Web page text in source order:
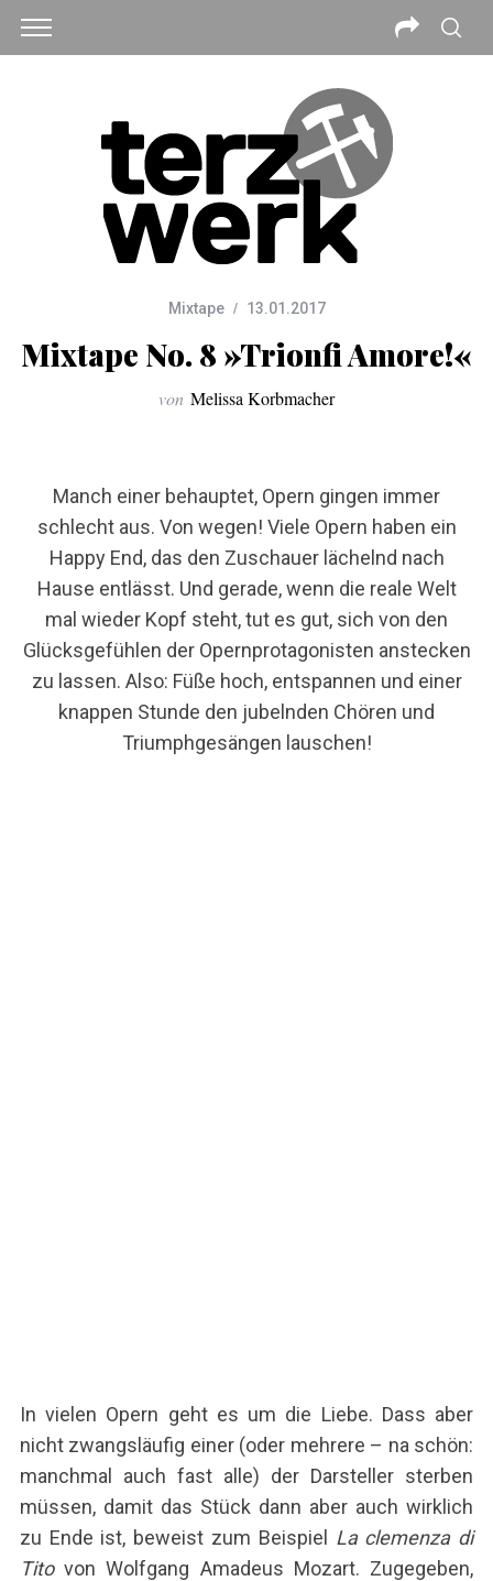
Mixtape 13.01.2017
Mixtape No. 8 »Trionfi Amore!«
von Melissa Korbmacher
Manch einer behauptet, Opern gingen immer
schlecht aus. Von wegen! Viele Opern haben ein
Happy End, das den Zuschauer lächelnd nach
Hause entlässt. Und gerade, wenn die reale Welt
mal wieder Kopf steht, tut es gut, sich von den
Glücksgefühlen der Opernprotagonisten anstecken
zu lassen. Also: Füße hoch, entspannen und einer
knappen Stunde den jubelnden Chören und
Triumphgesängen lauschen!
In vielen Opern geht es um die Liebe. Dass aber
nicht zwangsläufig einer (oder mehrere – na schön:
manchmal auch fast alle) der Darsteller sterben
müssen, damit das Stück dann aber auch wirklich
zu Ende ist, beweist zum Beispiel La clemenza di
Titovon Wolfgang Amadeus Mozart. Zugegeben,